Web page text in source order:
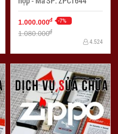
1.000.000đ -7%
1.080.000đ
4.524